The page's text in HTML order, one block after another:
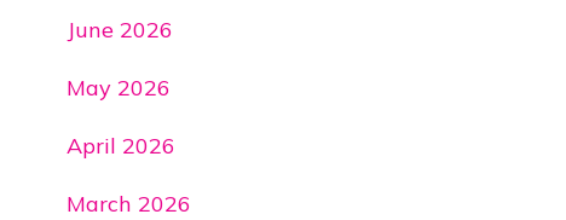
June 2026
May 2026
April 2026
March 2026